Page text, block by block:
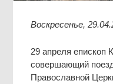
Воскресенье,
29 апреля епископ
совершающий
Православной